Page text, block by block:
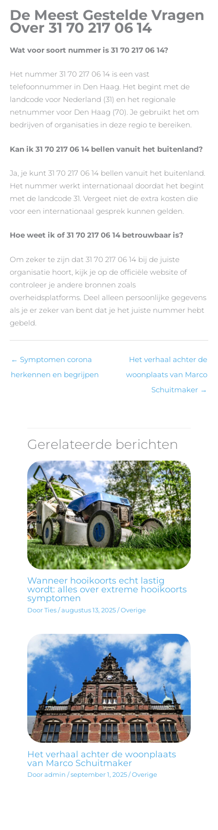
De Meest Gestelde Vragen
Over 31 70 217 06 14
Wat voor soort nummer is 31 70 217 06 14?
Het nummer 31 70 217 06 14 is een vast
telefoonnummer in Den Haag. Het begint met de
landcode voor Nederland (31) en het regionale
netnummer voor Den Haag (70). Je gebruikt het om
bedrijven of organisaties in deze regio te bereiken.
Kan ik 31 70 217 06 14 bellen vanuit het buitenland?
Ja, je kunt 31 70 217 06 14 bellen vanuit het buitenland.
Het nummer werkt internationaal doordat het begint
met de landcode 31. Vergeet niet de extra kosten die
voor een internationaal gesprek kunnen gelden.
Hoe weet ik of 31 70 217 06 14 betrouwbaar is?
Om zeker te zijn dat 31 70 217 06 14 bij de juiste
organisatie hoort, kijk je op de officiële website of
controleer je andere bronnen zoals
overheidsplatforms. Deel alleen persoonlijke gegevens
als je er zeker van bent dat je het juiste nummer hebt
gebeld.
← Symptomen corona
herkennen en begrijpen
Het verhaal achter de
woonplaats van Marco
Schuitmaker →
Gerelateerde berichten
Wanneer hooikoorts echt lastig
wordt: alles over extreme hooikoorts
symptomen
DoorTies/augustus 13, 2025/Overige
Het verhaal achter de woonplaats
van Marco Schuitmaker
Dooradmin/september 1, 2025/Overige